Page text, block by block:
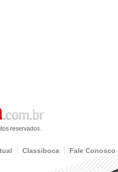
reservados.
Classiboca Fale Conosco